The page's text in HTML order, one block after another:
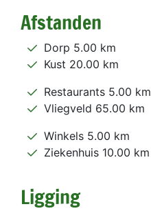
Afstanden
Dorp 5.00 km
Kust 20.00 km
Restaurants 5.00 km
Vliegveld 65.00 km
Winkels 5.00 km
Ziekenhuis 10.00 km
Ligging